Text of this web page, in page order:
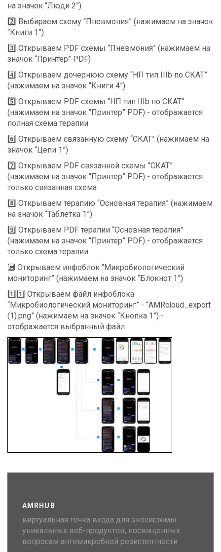
на значок “Люди 2”)
2️⃣ Выбираем схему “Пневмония” (нажимаем на значок
“Книги 1”)
3️⃣ Открываем PDF схемы “Пневмония” (нажимаем на
значок “Принтер” PDF)
4️⃣ Открываем дочернюю схему “НП тип IIIb по СКАТ”
(нажимаем на значок “Книги 4”)
5️⃣ Открываем PDF схемы “НП тип IIIb по СКАТ”
(нажимаем на значок “Принтер” PDF) - отображается
полная схема терапии
6️⃣ Открываем связанную схему “СКАТ” (нажимаем на
значок “Цепи 1”)
7️⃣ Открываем PDF связанной схемы “СКАТ”
(нажимаем на значок “Принтер” PDF) - отображается
только связанная схема
8️⃣ Открываем терапию “Основная терапия” (нажимаем
на значок “Таблетка 1”)
9️⃣ Открываем PDF терапии “Основная терапия”
(нажимаем на значок “Принтер” PDF) - отображается
только схема терапии
🔟 Открываем инфоблок “Микробиологический
мониторинг” (нажимаем на значок “Блокнот 1”)
1️⃣1️⃣ Открываем файл инфоблока
“Микробиологический мониторинг” - “AMRcloud_export
(1).png” (нажимаем на значок “Кнопка 1”) -
отображается выбранный файл
AMRHUB
виртуальная точка входа для экосистемы
уникальных веб-продуктов, посвященных
вопросам антимикробной резистентности